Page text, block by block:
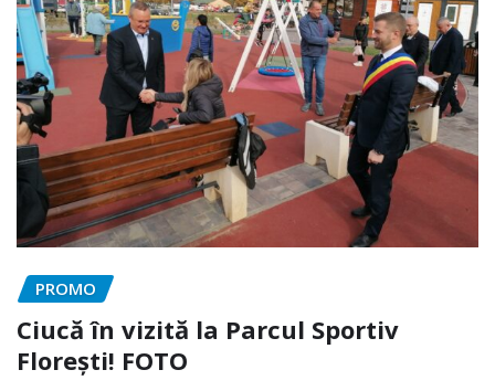
PROMO
Ciucă în vizită la Parcul Sportiv
Florești! FOTO